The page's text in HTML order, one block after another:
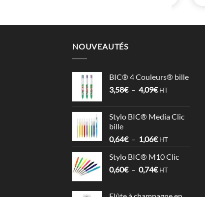
NOUVEAUTÉS
BIC® 4 Couleurs® bille
3,58€ – 4,09€Plage
3,58€
4,09€
HT
Stylo BIC® Media Clic
bille
0,64€ – 1,06€Plage
prix :
0,64€
HT
Stylo BIC® M10 Clic
0,60€ – 0,74€Plage
HT